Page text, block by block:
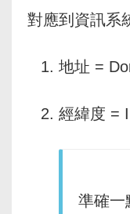
對應到資訊系
地址 =
經緯度 =
準確一